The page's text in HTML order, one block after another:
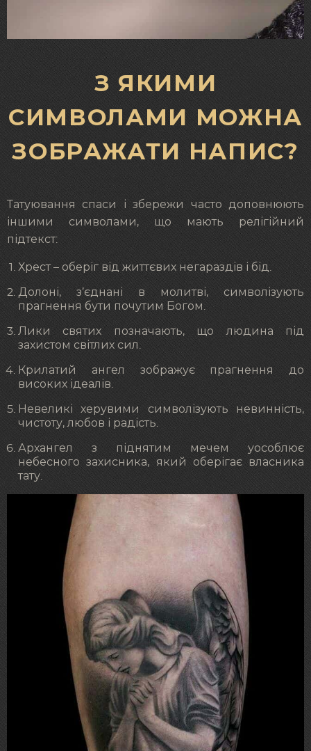
З ЯКИМИ
СИМВОЛАМИ МОЖНА
ЗОБРАЖАТИ НАПИС?
Татуювання спаси і збережи часто доповнюють
іншими символами, що мають релігійний
підтекст:
Хрест – оберіг від життєвих негараздів і бід.
Долоні, з’єднані в молитві, символізують
прагнення бути почутим Богом.
Лики святих позначають, що людина під
захистом світлих сил.
Крилатий ангел зображує прагнення до
високих ідеалів.
Невеликі херувими символізують невинність,
чистоту, любов і радість.
Архангел з піднятим мечем уособлює
небесного захисника, який оберігає власника
тату.